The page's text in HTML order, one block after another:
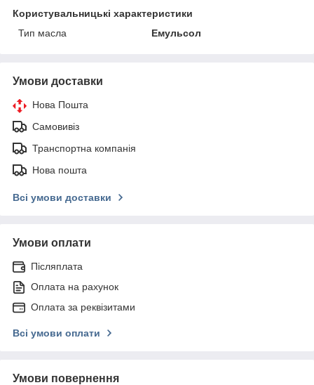
Користувальницькі характеристики
Тип масла
Емульсол
Умови доставки
Нова Пошта
Самовивіз
Транспортна компанія
Нова пошта
Всі умови доставки
Умови оплати
Післяплата
Оплата на рахунок
Оплата за реквізитами
Всі умови оплати
Умови повернення